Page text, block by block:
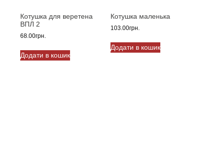
Котушка для веретена
ВПЛ 2
68.00грн.
Додати в кошик
Котушка маленька
103.00грн.
Додати в кошик